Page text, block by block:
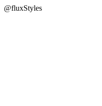
@fluxStyles